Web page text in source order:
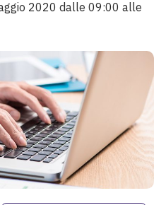
2020 dalle 09:00 alle